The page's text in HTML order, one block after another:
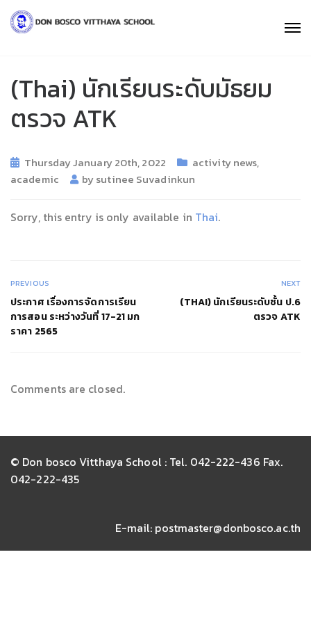
(Thai) นักเรียนระดับมัธยม
ตรวจ ATK
Thursday January 20th, 2022 activity news,
academic
bysutinee Suvadinkun
Sorry, this entry is only available in Thai.
PREVIOUS
ประกาศ เรื่องการจัดการเรียน
การสอน ระหว่างวันที่ 17-21 มก
ราคา 2565
NEXT
(THAI) นักเรียนระดับชั้น ป.6
ตรวจ ATK
Comments are closed.
© Don bosco Vitthaya School : Tel. 042-222-436 Fax.
042-222-435
E-mail: postmaster@donbosco.ac.th